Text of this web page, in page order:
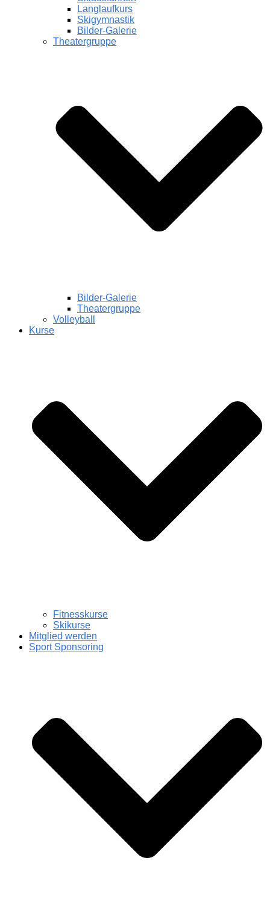
Langlaufkurs
Skigymnastik
Bilder-Galerie
Theatergruppe
Bilder-Galerie
Theatergruppe
Volleyball
Kurse
Fitnesskurse
Skikurse
Mitglied werden
Sport Sponsoring